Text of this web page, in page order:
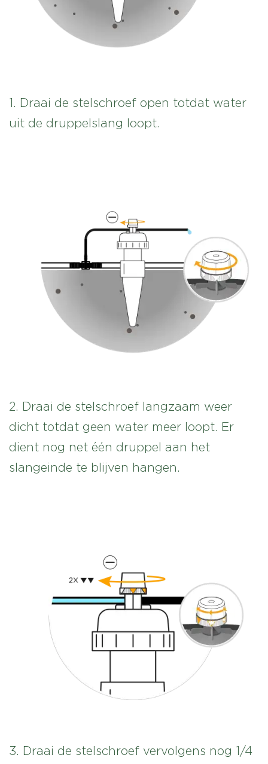
1. Draai de stelschroef open totdat water
uit de druppelslang loopt.
2. Draai de stelschroef langzaam weer
dicht totdat geen water meer loopt. Er
dient nog net één druppel aan het
slangeinde te blijven hangen.
3. Draai de stelschroef vervolgens nog 1/4